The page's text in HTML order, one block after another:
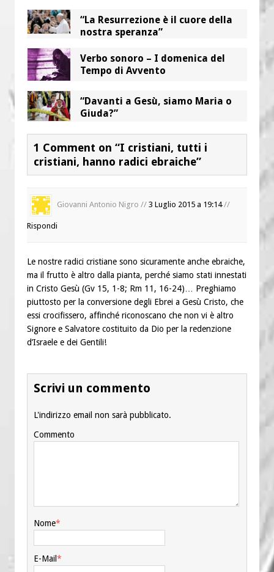
“La Resurrezione è il cuore della
nostra speranza”
Verbo sonoro – I domenica del
Tempo di Avvento
“Davanti a Gesù, siamo Maria o
Giuda?”
1 Comment on “I cristiani, tutti i
cristiani, hanno radici ebraiche”
Giovanni Antonio Nigro // 3 Luglio 2015 a 19:14//
Rispondi
Le nostre radici cristiane sono sicuramente anche ebraiche,
ma il frutto è altro dalla pianta, perché siamo stati innestati
in Cristo Gesù (Gv 15, 1-8; Rm 11, 16-24)… Preghiamo
piuttosto per la conversione degli Ebrei a Gesù Cristo, che
essi crocifissero, affinché riconoscano che non vi è altro
Signore e Salvatore costituito da Dio per la redenzione
d’Israele e dei Gentili!
Scrivi un commento
L'indirizzo email non sarà pubblicato.
Commento
Nome*
E-Mail*